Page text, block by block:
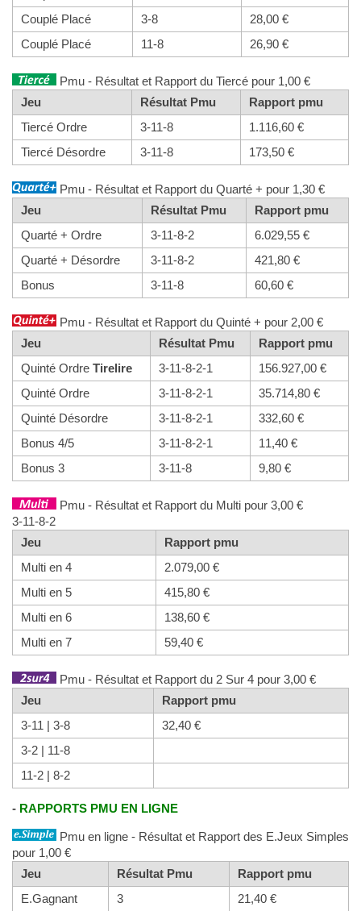
Couplé Placé
3-8
28,00 €
Couplé Placé
11-8 26,90 €
Pmu - Résultat et Rapport du Tiercé pour 1,00 €
Jeu
Résultat Pmu
Rapport pmu
Tiercé Ordre
3-11-8
1.116,60 €
Tiercé Désordre
3-11-8 173,50 €
Pmu - Résultat et Rapport du Quarté + pour 1,30 €
Jeu
Résultat Pmu
Rapport pmu
Quarté + Ordre
3-11-8-2
6.029,55 €
Quarté + Désordre
3-11-8-2
421,80 €
Bonus
3-11-8 60,60 €
Pmu - Résultat et Rapport du Quinté + pour 2,00 €
Jeu
Résultat Pmu
Rapport pmu
Quinté OrdreTirelire 3-11-8-2-1
156.927,00 €
Quinté Ordre
3-11-8-2-1
35.714,80 €
Quinté Désordre
3-11-8-2-1
332,60 €
Bonus 4/5
3-11-8-2-1
11,40 €
Bonus 3
3-11-8 9,80 €
Pmu - Résultat et Rapport du Multi pour 3,00 €
3-11-8-2
Jeu
Rapport pmu
Multi en 4
2.079,00 €
Multi en 5
415,80 €
Multi en 6
138,60 €
Multi en 7
59,40 €
Pmu - Résultat et Rapport du 2 Sur 4 pour 3,00 €
Jeu
Rapport pmu
3-11 | 3-8
32,40 €
3-2 | 11-8
11-2 | 8-2
- RAPPORTS PMU EN LIGNE
Pmu en ligne - Résultat et Rapport des E.Jeux Simples
pour 1,00 €
Jeu
Résultat Pmu
Rapport pmu
E.Gagnant
3
21,40 €